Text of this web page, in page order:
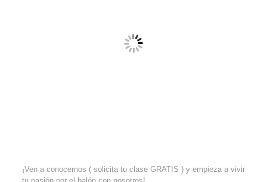
¡Ven a conocernos ( solicita tu clase GRATIS ) y empieza a vivir